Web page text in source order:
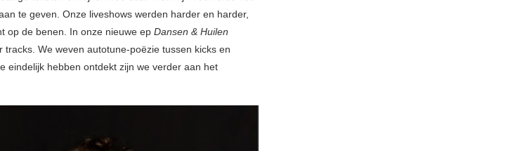
te geven. Onze liveshows werden harder en harder,
op de benen. In onze nieuwe ep Dansen & Huilen
tracks. We weven autotune-poëzie tussen kicks en
eindelijk hebben ontdekt zijn we verder aan het